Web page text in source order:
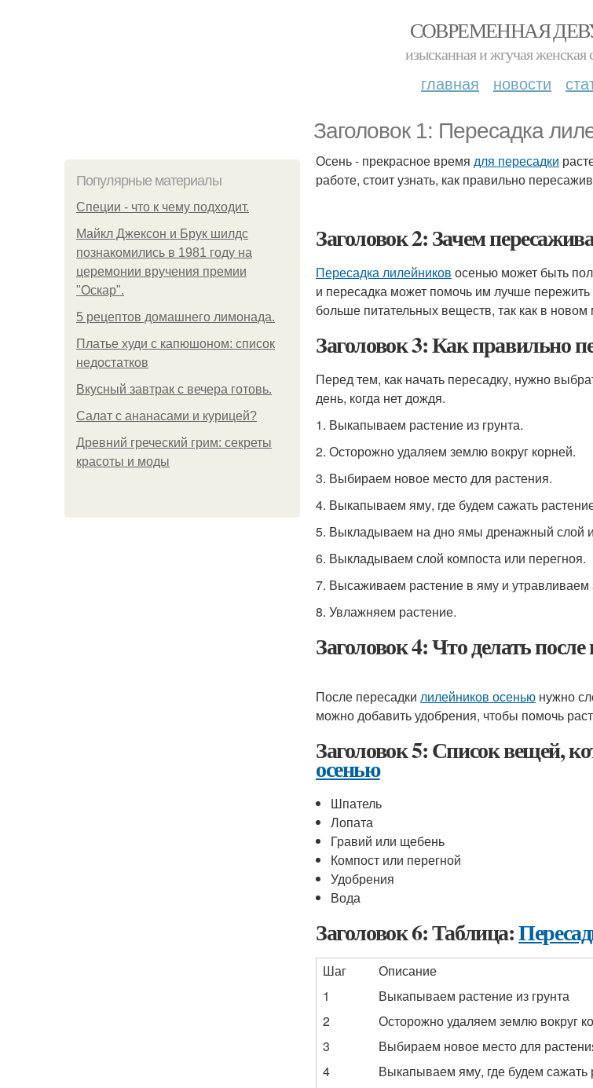
СОВРЕМЕННАЯ
изысканная и жгучая женская
главная новости
Заголовок 1: Пересадка
Популярные материалы
Специи - что к чему подходит.
Майкл Джексон и Брук шилдс
познакомились в 1981 году на
церемонии вручения премии
"Оскар".
5 рецептов домашнего лимонада.
Платье худи с капюшоном: список
недостатков
Вкусный завтрак с вечера готовь.
Салат с ананасами и курицей?
Древний греческий грим: секреты
красоты и моды
Осень - прекрасное время для пересадки
работе, стоит узнать, как правильно
Заголовок 2: Зачем
Пересадка лилейников осенью может быть
и пересадка может помочь им лучше
больше питательных веществ, так как в
Заголовок 3: Как правильно
Перед тем, как начать пересадку, нужно
день, когда нет дождя.
1. Выкапываем растение из грунта.
2. Осторожно удаляем землю вокруг корней.
3. Выбираем новое место для растения.
4. Выкапываем яму, где будем сажать
5. Выкладываем на дно ямы дренажный слой
6. Выкладываем слой компоста или перегноя.
7. Высаживаем растение в яму и утравливаем
8. Увлажняем растение.
Заголовок 4: Что делать после
После пересадки лилейников осенью нужно
можно добавить удобрения, чтобы помочь
Заголовок 5: Список вещей,
осенью
Шпатель
Лопата
Гравий или щебень
Компост или перегной
Удобрения
Вода
Заголовок 6: Таблица:
Шаг
Описание
1
Выкапываем растение из грунта
2
Осторожно удаляем землю вокруг
3
Выбираем новое место для
4
Выкапываем яму, где будем сажать